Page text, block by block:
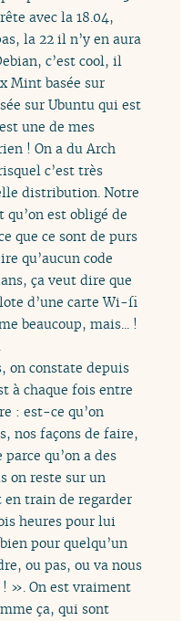
avec la 18.04,
la 22 il n’y en aura
c’est cool, il
Mint basée sur
sur Ubuntu qui est
une de mes
! On a du Arch
c’est très
distribution. Notre
qu’on est obligé de
que ce sont de purs
qu’aucun code
ça veut dire que
d’une carte Wi-fi
beaucoup, mais... !
on constate depuis
à chaque fois entre
: est-ce qu’on
nos façons de faire,
qu’on a des
on reste sur un
train de regarder
heures pour lui
pour quelqu’un
ou pas, ou va nous
». On est vraiment
ça, qui sont